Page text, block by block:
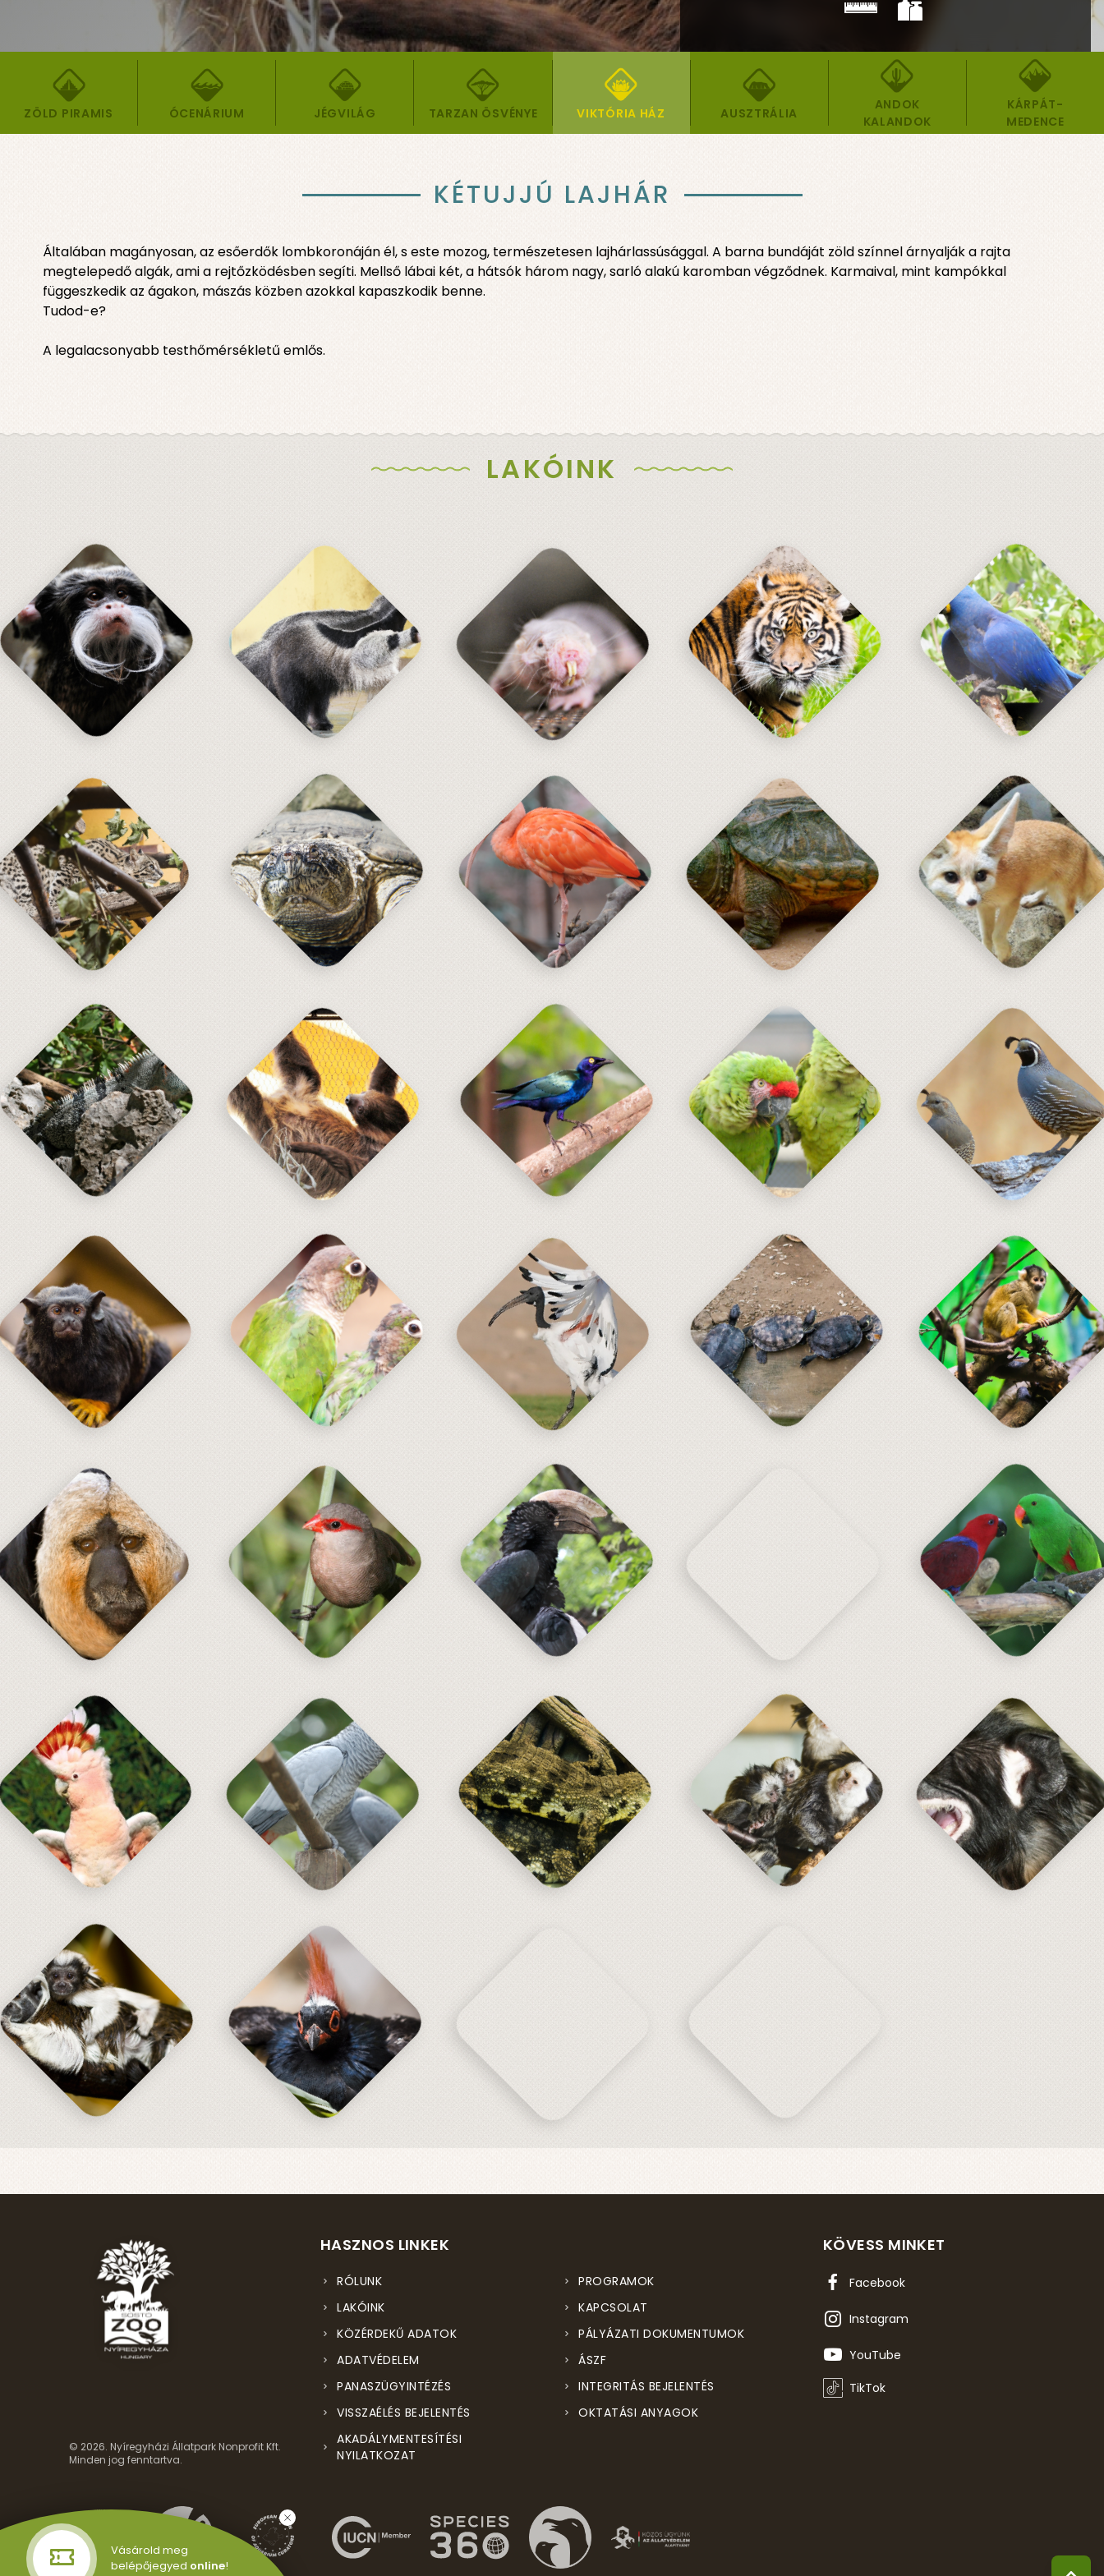
ZÖLD PIRAMIS ÓCENÁRIUM JÉGVILÁG TARZAN ÖSVÉNYE VIKTÓRIA HÁZ AUSZTRÁLIA
ANDOK
KALANDOK
KÁRPÁT-
MEDENCE
KÉTUJJÚ LAJHÁR
Általában magányosan, az esőerdők lombkoronáján él, s este mozog, természetesen lajhárlassúsággal. A barna bundáját zöld színnel árnyalják a rajta
megtelepedő algák, ami a rejtőzködésben segíti. Mellső lábai két, a hátsók három nagy, sarló alakú karomban végződnek. Karmaival, mint kampókkal
függeszkedik az ágakon, mászás közben azokkal kapaszkodik benne.
Tudod-e?
A legalacsonyabb testhőmérsékletű emlős.
LAKÓINK
© 2026. Nyíregyházi Állatpark Nonprofit Kft.
Minden jog fenntartva.
HASZNOS LINKEK
RÓLUNK
PROGRAMOK
LAKÓINK
KAPCSOLAT
KÖZÉRDEKŰ ADATOK
PÁLYÁZATI DOKUMENTUMOK
ADATVÉDELEM
ÁSZF
PANASZÜGYINTÉZÉS
INTEGRITÁS BEJELENTÉS
VISSZAÉLÉS BEJELENTÉS
OKTATÁSI ANYAGOK
AKADÁLYMENTESÍTÉSI
NYILATKOZAT
KÖVESS MINKET
Facebook
Instagram
YouTube
TikTok
Vásárold meg
belépőjegyed online!